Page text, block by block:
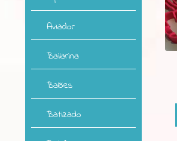
Aviador
Bailarina
Balões
Batizado